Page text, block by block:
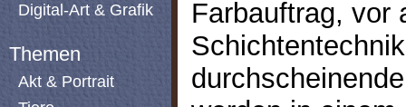
Digital-Art & Grafik
Themen
Akt & Portrait
Farbauftrag, vor